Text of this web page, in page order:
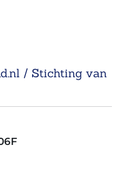
/ Stichting van